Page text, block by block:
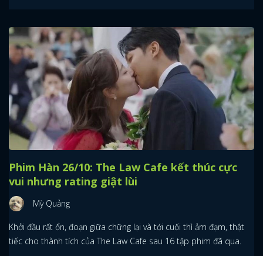
Phim Hàn 26/10: The Law Cafe kết thúc cực
vui nhưng rating giật lùi
Mỳ Quảng
Khởi đầu rất ổn, đoạn giữa chững lại và tới cuối thì ảm đạm, thật
tiếc cho thành tích của The Law Cafe sau 16 tập phim đã qua.